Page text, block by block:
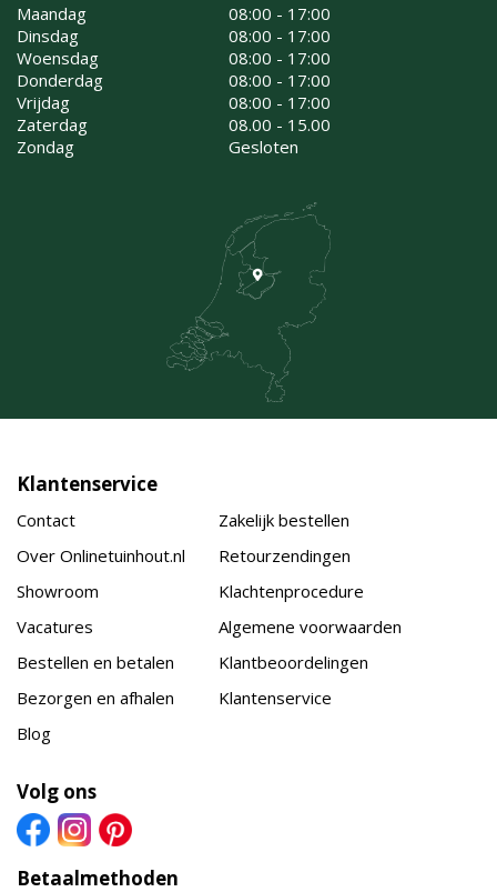
Maandag
08:00 - 17:00
Dinsdag
08:00 - 17:00
Woensdag
08:00 - 17:00
Donderdag
08:00 - 17:00
Vrijdag
08:00 - 17:00
Zaterdag
08.00 - 15.00
Zondag
Gesloten
Klantenservice
Contact
Over Onlinetuinhout.nl
Showroom
Vacatures
Bestellen en betalen
Bezorgen en afhalen
Blog
Zakelijk bestellen
Retourzendingen
Klachtenprocedure
Algemene voorwaarden
Klantbeoordelingen
Klantenservice
Volg ons
Betaalmethoden